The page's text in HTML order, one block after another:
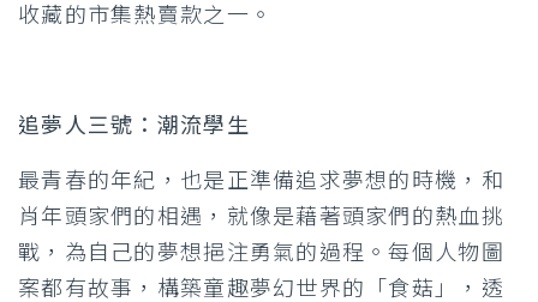
收藏的市集熱賣款之一。
追夢人三號：潮流學生
最青春的年紀，也是正準備追求夢想的時機，和
肖年頭家們的相遇，就像是藉著頭家們的熱血挑
戰，為自己的夢想挹注勇氣的過程。每個人物圖
案都有故事，構築童趣夢幻世界的「食菇」，透